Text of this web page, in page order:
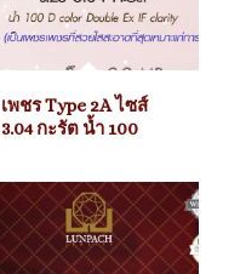
เพชร Type 2A ไซส์
3.04 กะรัต น้ำ 100